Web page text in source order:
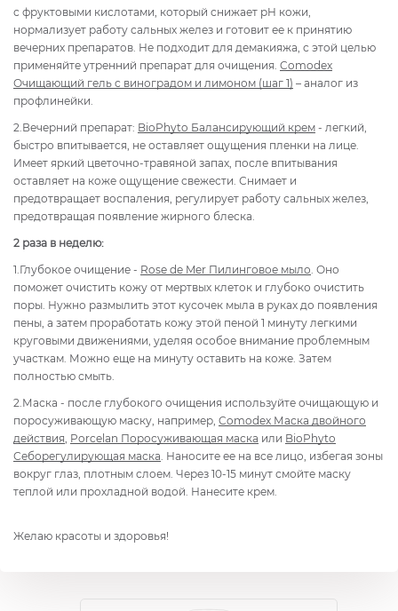
с фруктовыми кислотами, который снижает pH кожи,
нормализует работу сальных желез и готовит ее к принятию
вечерних препаратов. Не подходит для демакияжа, с этой целью
применяйте утренний препарат для очищения. Comodex
Очищающий гель с виноградом и лимоном (шаг 1) – аналог из
профлинейки.
2.Вечерний препарат: BioPhyto Балансирующий крем - легкий,
быстро впитывается, не оставляет ощущения пленки на лице.
Имеет яркий цветочно-травяной запах, после впитывания
оставляет на коже ощущение свежести. Снимает и
предотвращает воспаления, регулирует работу сальных желез,
предотвращая появление жирного блеска.
2 раза в неделю:
1.Глубокое очищение - Rose de Mer Пилинговое мыло . Оно
поможет очистить кожу от мертвых клеток и глубоко очистить
поры. Нужно размылить этот кусочек мыла в руках до появления
пены, а затем проработать кожу этой пеной 1 минуту легкими
круговыми движениями, уделяя особое внимание проблемным
участкам. Можно еще на минуту оставить на коже. Затем
полностью смыть.
2.Маска - после глубокого очищения используйте очищающую и
поросуживающую маску, например, Comodex Маска двойного
действия Porcelan Поросуживающая маска или BioPhyto
Себорегулирующая маска . Наносите ее на все лицо, избегая зоны
вокруг глаз, плотным слоем. Через 10-15 минут смойте маску
теплой или прохладной водой. Нанесите крем.
Желаю красоты и здоровья!